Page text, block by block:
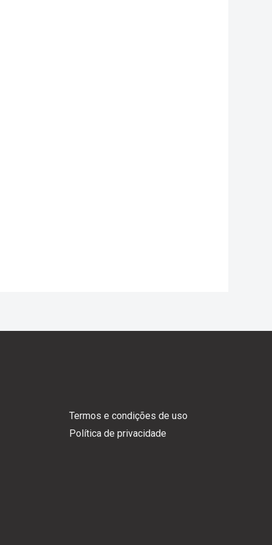
Termos e condições de uso
Política de privacidade